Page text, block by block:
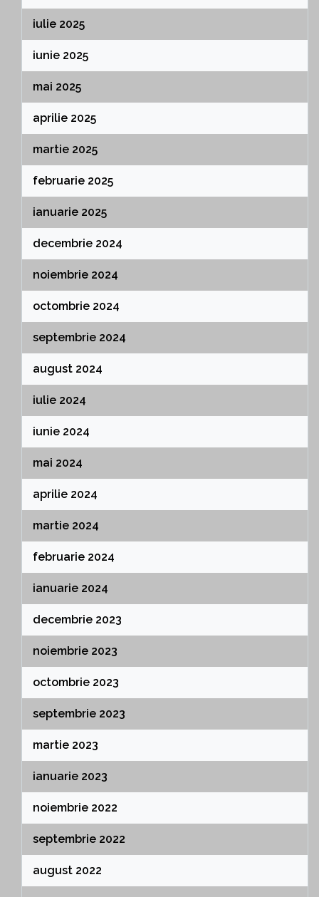
iulie 2025
iunie 2025
mai 2025
aprilie 2025
martie 2025
februarie 2025
ianuarie 2025
decembrie 2024
noiembrie 2024
octombrie 2024
septembrie 2024
august 2024
iulie 2024
iunie 2024
mai 2024
aprilie 2024
martie 2024
februarie 2024
ianuarie 2024
decembrie 2023
noiembrie 2023
octombrie 2023
septembrie 2023
martie 2023
ianuarie 2023
noiembrie 2022
septembrie 2022
august 2022